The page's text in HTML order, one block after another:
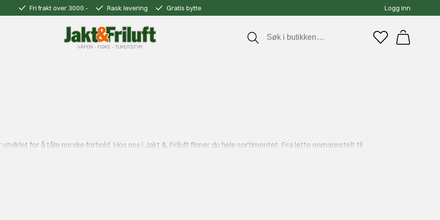
Fri frakt over 3000.- Rask levering Gratis bytte Logg inn
for å tåle norske forhold. Hos oss i Jakt & Friluft finner du hele sortimentet. Fra lette enmannstelt til
et Helsport telt sover du tørt og trygt – uansett om du er alene eller på tur med familien.